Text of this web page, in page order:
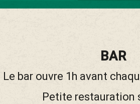
BAR
Le bar ouvre 1h avant
Petite restauration